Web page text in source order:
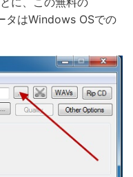
タはWindows OSでの